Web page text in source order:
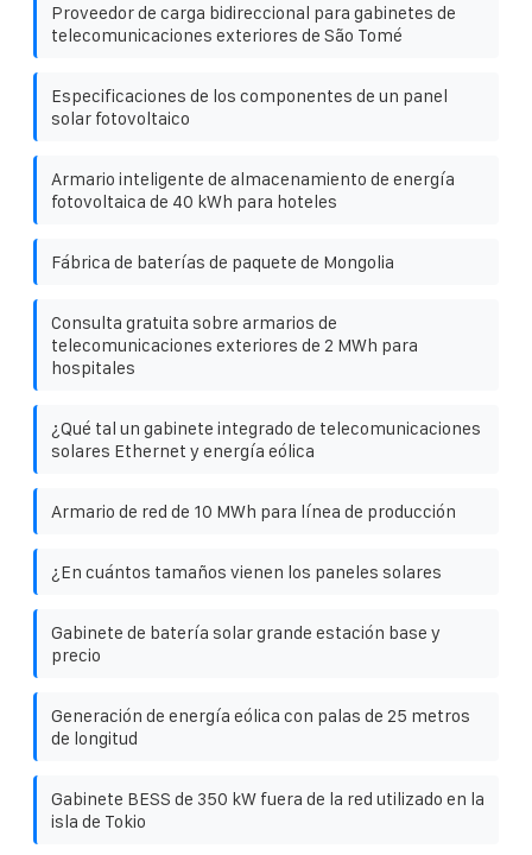
Proveedor de carga bidireccional para gabinetes de
telecomunicaciones exteriores de São Tomé
Especificaciones de los componentes de un panel
solar fotovoltaico
Armario inteligente de almacenamiento de energía
fotovoltaica de 40 kWh para hoteles
Fábrica de baterías de paquete de Mongolia
Consulta gratuita sobre armarios de
telecomunicaciones exteriores de 2 MWh para
hospitales
¿Qué tal un gabinete integrado de telecomunicaciones
solares Ethernet y energía eólica
Armario de red de 10 MWh para línea de producción
¿En cuántos tamaños vienen los paneles solares
Gabinete de batería solar grande estación base y
precio
Generación de energía eólica con palas de 25 metros
de longitud
Gabinete BESS de 350 kW fuera de la red utilizado en la
isla de Tokio